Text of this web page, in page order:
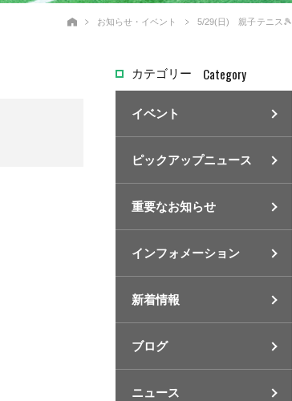
お知らせ・イベント 5/29(日) 親子テニス🎾
カテゴリー Category
イベント
ピックアップニュース
重要なお知らせ
インフォメーション
新着情報
ブログ
ニュース